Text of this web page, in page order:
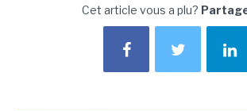
Cet article vous a plu?